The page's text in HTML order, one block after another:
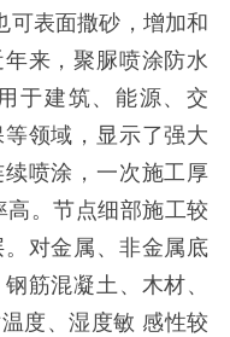
可表面撒砂，增加和
来，聚脲喷涂防水
于建筑、能源、交
领域，显示了强大
喷涂，一次施工厚
高。节点细部施工较
对金属、非金属底
筋混凝土、木材、
度、湿度敏 感性较